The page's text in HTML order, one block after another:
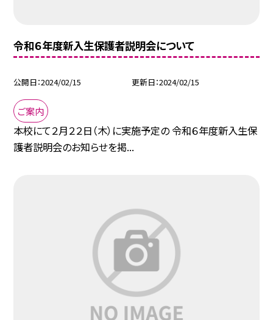
令和６年度新入生保護者説明会について
公開日 2024/02/15 更新日 2024/02/15
ご案内
本校にて２月２２日（木）に実施予定の 令和６年度新入生保
護者説明会のお知らせを掲...